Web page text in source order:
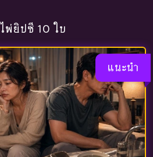
พ่ยิปซี 10 ใบ
แนะนำ